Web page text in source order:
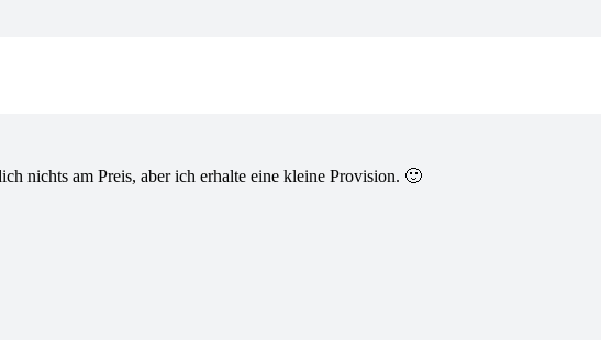
nichts am Preis, aber ich erhalte eine kleine Provision. 🙂